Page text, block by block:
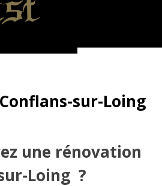
sur-Loing
une rénovation
Loing ?